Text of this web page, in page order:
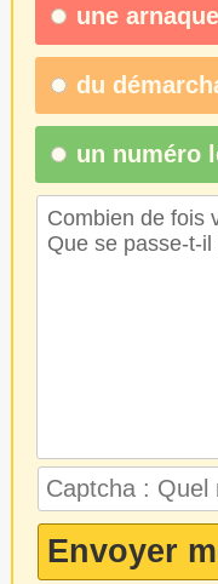
une arnaque
du
un numéro